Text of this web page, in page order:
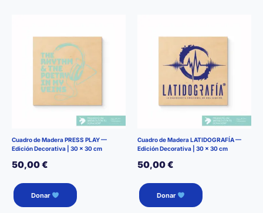
Cuadro de Madera PRESS PLAY —
Edición Decorativa | 30 × 30 cm
50,00€
Donar
Cuadro de Madera LATIDOGRAFÍA —
Edición Decorativa | 30 × 30 cm
50,00€
Donar